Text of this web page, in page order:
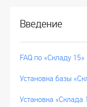
Введение
FAQ по «Складу 15»
Установка базы
Установка